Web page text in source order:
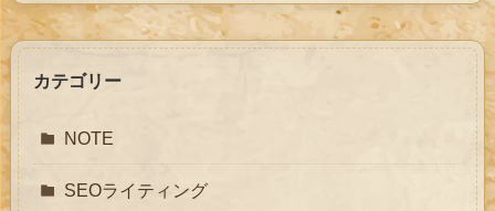
カテゴリー
NOTE
SEOライティング